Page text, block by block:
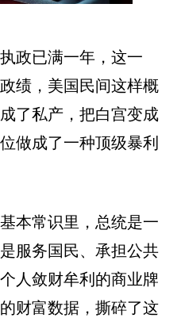
政已满一年，这一
绩，美国民间这样概
了私产，把白宫变成
做成了一种顶级暴利
本常识里，总统是一
服务国民、承担公共
人敛财牟利的商业牌
财富数据，撕碎了这